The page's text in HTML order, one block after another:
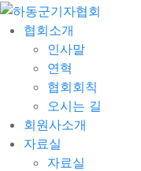
협회소개
인사말
연혁
협회회칙
오시는 길
회원사소개
자료실
자료실